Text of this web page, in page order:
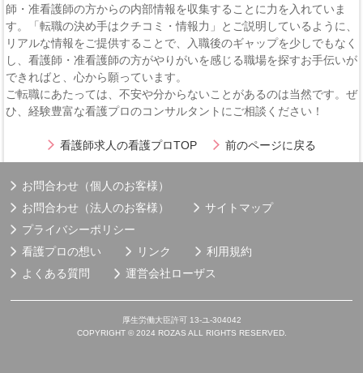
師・准看護師の方からの内部情報を収集することに力を入れていま
す。「転職の決め手はクチコミ・情報力」とご説明しているように、
リアルな情報をご提供することで、入職後のギャップを少しでもなく
し、看護師・准看護師の方がやりがいを感じる職場を探すお手伝いが
できればと、心から願っています。
ご転職にあたっては、不安や分からないことがあるのは当然です。ぜ
ひ、経験豊富な看護プロのコンサルタントにご相談ください！
看護師求人の看護プロTOP 前のページに戻る
お問合わせ（個人のお客様）
お問合わせ（法人のお客様）
サイトマップ
プライバシーポリシー
看護プロの想い
リンク
利用規約
よくある質問
運営会社ローザス
厚生労働大臣許可 13-ユ-304042
COPYRIGHT © 2024 ROZAS ALL RIGHTS RESERVED.